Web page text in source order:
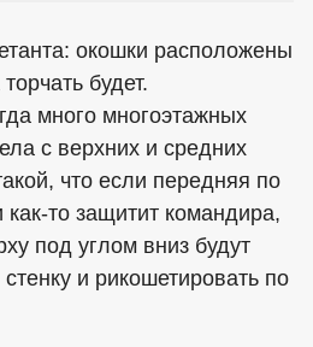
окошки расположены
будет.
много многоэтажных
с верхних и средних
что если передняя по
то защитит командира,
под углом вниз будут
и рикошетировать по